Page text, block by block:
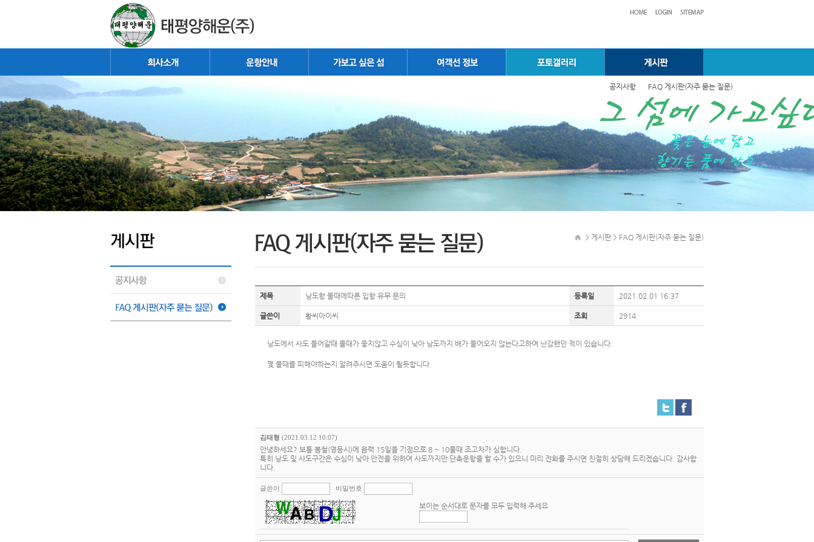
공지사항 FAQ 게시판(자주 묻는 질문)
> 게시판 > FAQ 게시판(자주 묻는 질문)
제목 낭도항 물때에따른 입항 유무 문의 등록일 2021.02.01 16:37
글쓴이 황씨아이씨 조회 2914
낭도에서 사도 들어갈때 물때가 좋지않고 수심이 낮아 낭도까지 배가 들어오지 않는다고하여 난감했던 적이 있습니다.
몇 물때를 피해야하는지 알려주시면 도움이 될듯합니다.
김태형 (2021.03.12 10:07)
안녕하세요? 보통 봄철(영등시)에 음력 15일을 기점으로 8 ~ 10물때 조고차가 심합니다.
특히 낭도 및 사도구간은 수심이 낮아 안전을 위하여 사도까지만 단축운항을 할 수가 있으니 미리 전화를 주시면 친절히 상담해 드리겠습니다. 감사합
니다.
글쓴이 비밀번호
보이는 순서대로 문자를 모두 입력해 주세요